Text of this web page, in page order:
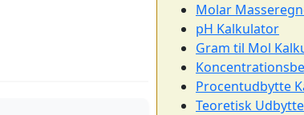
Molar
pH Kalkulator
Gram til Mol
Procentudbytte
Teoretisk